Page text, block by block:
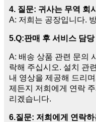
4. 질문: 귀사는 무역 회
A: 저희는 공장입니다.
5.Q:판매 후 서비스 담
A: 배송 상품 관련 문의
락해 주십시오. 설치 관
내 영상을 제공해 드리
제든지 저희에게 연락
리겠습니다.
6.질문: 저희에게 연락